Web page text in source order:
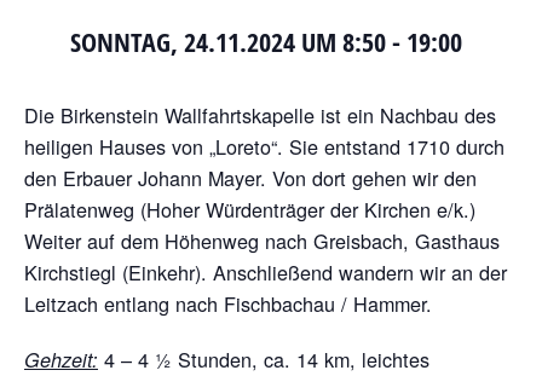
SONNTAG, 24.11.2024 UM 8:50- 19:00
Die Birkenstein Wallfahrtskapelle ist ein Nachbau des
heiligen Hauses von „Loreto“. Sie entstand 1710 durch
den Erbauer Johann Mayer. Von dort gehen wir den
Prälatenweg (Hoher Würdenträger der Kirchen e/k.)
Weiter auf dem Höhenweg nach Greisbach, Gasthaus
Kirchstiegl (Einkehr). Anschließend wandern wir an der
Leitzach entlang nach Fischbachau / Hammer.
Gehzeit: 4 – 4 ½ Stunden, ca. 14 km, leichtes